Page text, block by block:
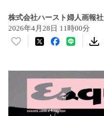
株式会社ハースト婦人画報社
2026年4月28日 11時00分
い
読